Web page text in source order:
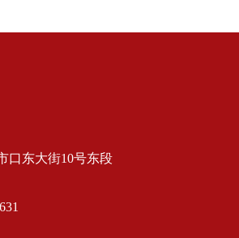
口东大街10号东段